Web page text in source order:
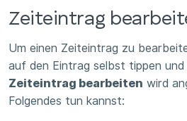
Zeiteintrag
Um einen Zeiteintrag zu
auf den Eintrag selbst tippen und
Zeiteintrag bearbeiten wird
Folgendes tun kannst: